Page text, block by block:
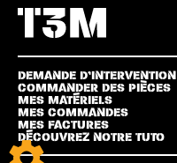
DEMANDE D’INTERVENTION
COMMANDER DES PIÈCES
MES MATÉRIELS
MES COMMANDES
MES FACTURES
DÉCOUVREZ NOTRE TUTO